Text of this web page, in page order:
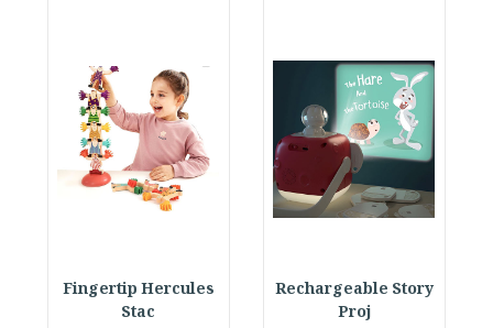
Rechargeable Story
Proj
Fingertip Hercules
Stac